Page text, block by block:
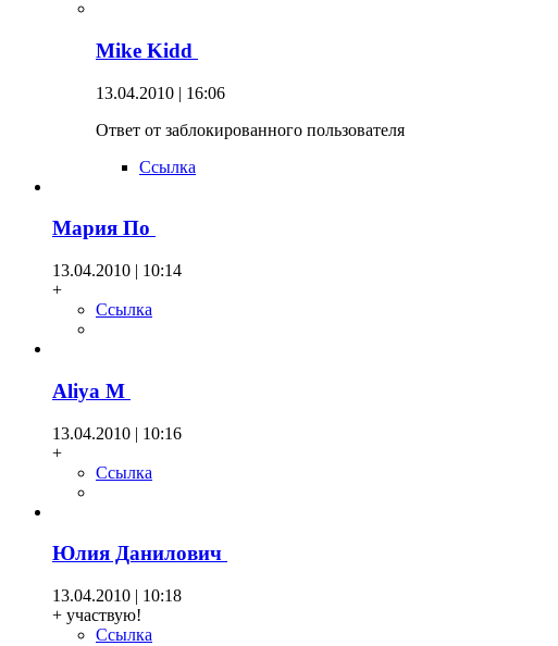
Mike Kidd
13.04.2010 | 16:06
Ответ от заблокированного пользователя
Ссылка
Мария По
13.04.2010 | 10:14
+
Ссылка
Aliya М
13.04.2010 | 10:16
+
Ссылка
Юлия Данилович
13.04.2010 | 10:18
+ участвую!
Ссылка